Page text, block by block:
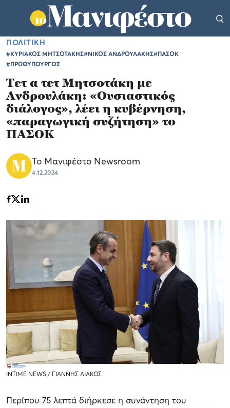
ΠΟΛΙΤΙΚΗ
#ΚΥΡΙΑΚΟΣ ΜΗΤΣΟΤΑΚΗΣ#ΝΙΚΟΣ ΑΝΔΡΟΥΛΑΚΗΣ#ΠΑΣΟΚ
#ΠΡΩΘΥΠΟΥΡΓΟΣ
Τετ α τετ Μητσοτάκη με
Ανδρουλάκη: «Ουσιαστικός
διάλογος», λέει η κυβέρνηση,
«παραγωγική συζήτηση» το
ΠΑΣΟΚ
Το Μανιφέστο Newsroom
4.12.2024
ΙΝΤΙΜΕ ΝΕWS / ΓΙΑΝΝΗΣ ΛΙΑΚΟΣ
Περίπου 75 λεπτά διήρκεσε η συνάντηση του